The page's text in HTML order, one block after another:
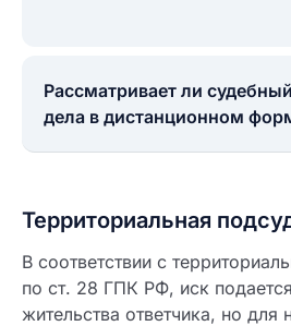
Рассматривает ли
дела в дистанционном
Территориальная
В соответствии с
по ст. 28 ГПК РФ, иск
жительства ответчика, но для